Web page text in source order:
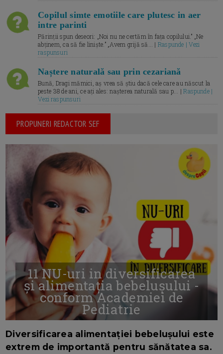
Copilul simte emotiile care plutesc in aer
intre parinti
Părinții spun deseori: „Noi nu ne certăm în fața copilului.” „Ne
abținem, ca să fie liniște.” „Avem grijă să... | Raspunde | Vezi
raspunsuri
Naștere naturală sau prin cezariană
Bună, Dragi mămici, aș vrea să știu dacă cele care au născut la
peste 38 de ani, ce ați ales: nașterea naturală sau p... |Raspunde |
Vezi raspunsuri
PROPUNERI REDACTOR SEF
11 NU-uri in diversificarea
și alimentația bebelușului -
conform Academiei de
Pediatrie
Diversificarea alimentației bebelușului este
extrem de importantă pentru sănătatea sa.